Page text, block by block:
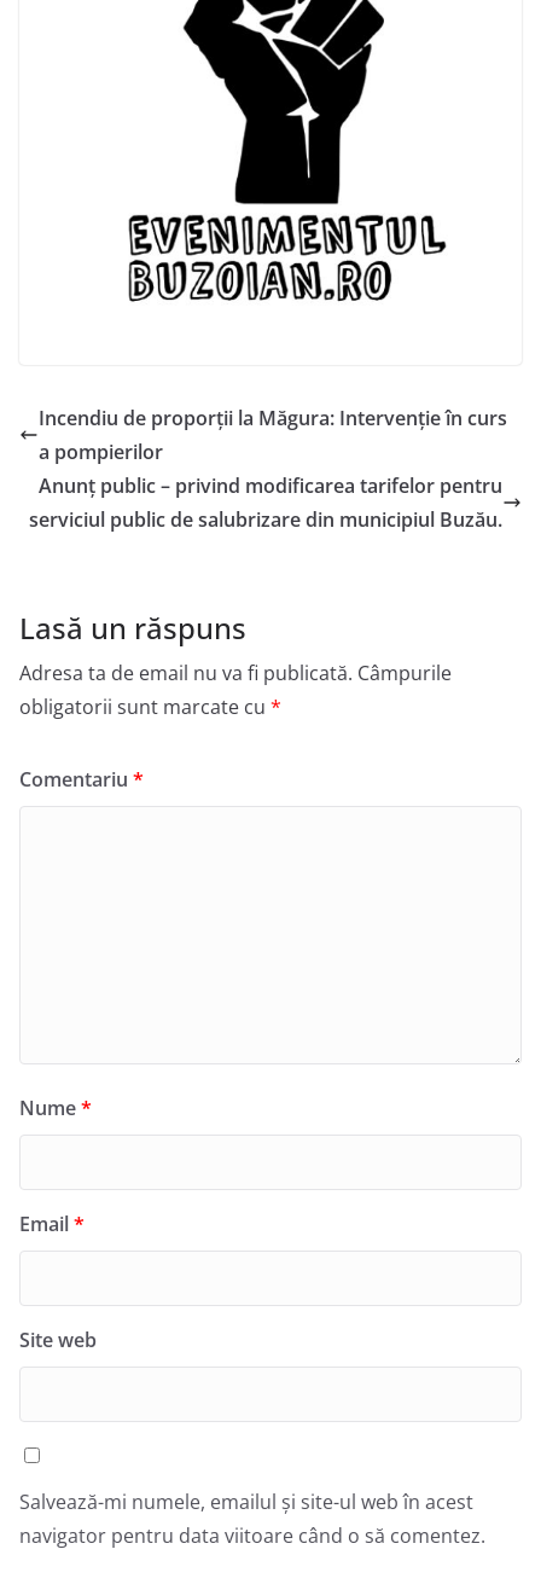
Incendiu de proporții la Măgura: Intervenție în curs
a pompierilor
Anunț public – privind modificarea tarifelor pentru
serviciul public de salubrizare din municipiul Buzău.
Lasă un răspuns
Adresa ta de email nu va fi publicată. Câmpurile
obligatorii sunt marcate cu *
Comentariu *
Nume*
Email*
Site web
Salvează-mi numele, emailul și site-ul web în acest
navigator pentru data viitoare când o să comentez.